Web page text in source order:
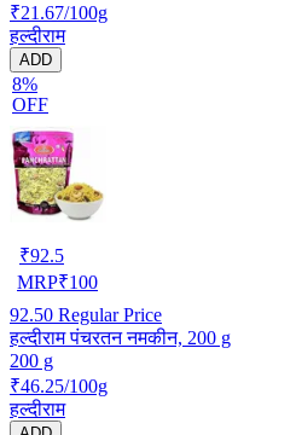
₹21.67/100g
हल्दीराम
ADD
8%
OFF
₹92.5
MRP₹100
92.50 Regular Price
हल्दीराम पंचरतन नमकीन, 200 g
200 g
₹46.25/100g
हल्दीराम